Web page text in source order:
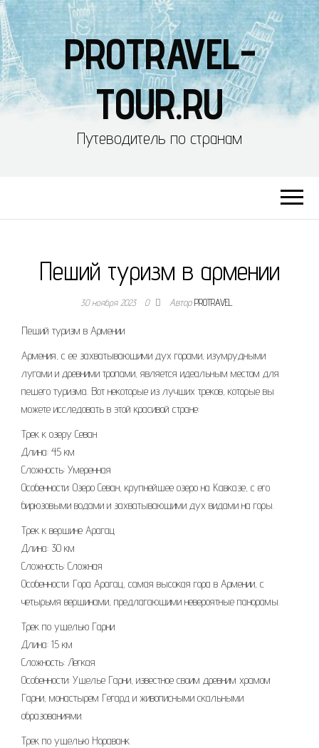
PROTRAVEL-
TOUR.RU
Путеводитель по странам
Пеший туризм в армении
30 ноября 2023 0 АвторPROTRAVEL
Пеший туризм в Армении
Армения, с ее захватывающими дух горами, изумрудными
лугами и древними тропами, является идеальным местом для
пешего туризма. Вот некоторые из лучших треков, которые вы
можете исследовать в этой красивой стране:
Трек к озеру Севан
Длина: 45 км
Сложность: Умеренная
Особенности: Озеро Севан, крупнейшее озеро на Кавказе, с его
бирюзовыми водами и захватывающими дух видами на горы.
Трек к вершине Арагац
Длина: 30 км
Сложность: Сложная
Особенности: Гора Арагац, самая высокая гора в Армении, с
четырьмя вершинами, предлагающими невероятные панорамы.
Трек по ущелью Гарни
Длина: 15 км
Сложность: Легкая
Особенности: Ущелье Гарни, известное своим древним храмом
Гарни, монастырем Гегард и живописными скальными
образованиями.
Трек по ущелью Нораванк